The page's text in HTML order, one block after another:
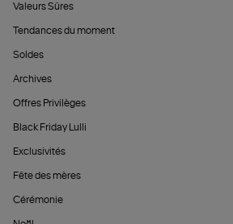
Valeurs Sûres
Tendances du moment
Soldes
Archives
Offres Privilèges
Black Friday Lulli
Exclusivités
Fête des mères
Cérémonie